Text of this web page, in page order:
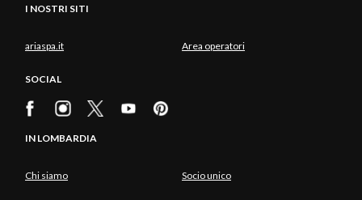
I NOSTRI SITI
ariaspa.it Area operatori
SOCIAL
IN LOMBARDIA
Chi siamo Socio unico